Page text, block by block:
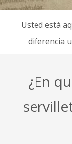
Usted está
diferencia
¿En